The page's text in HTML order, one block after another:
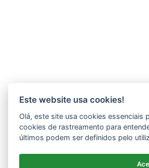
Este website usa cookies!
Olá, este site usa cookies essenciais
cookies de rastreamento para
últimos podem ser definidos pelo